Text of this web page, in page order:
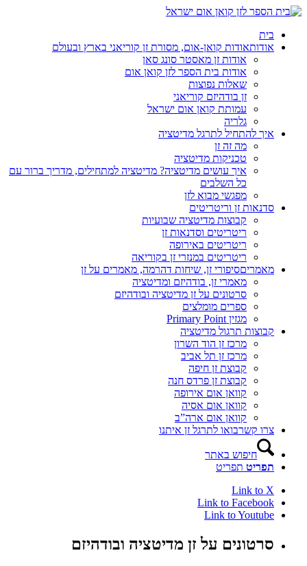
בית
אודותאודות קואן-אום, מסורת זן קוריאני בארץ ובעולם
אודות זן מאסטר סונג סאן
אודות בית הספר לזן קואן אום
שאלות נפוצות
זן בודהיזם קוריאני
עמותת קואן אום ישראל
גלריה
איך להתחיל לתרגל מדיטציה
מה זה זן
טכניקות מדיטציה
איך עושים מדיטציה? מדיטציה למתחילים, מדריך ברור עם
כל השלבים
מפגשי מבוא לזן
סדנאות זן וריטריטים
קבוצות מדיטציה שבועיות
ריטריטים וסדנאות זן
ריטריטים באירופה
ריטריטים במנזרי זן בקוריאה
מאמריםסיפורי זן, שיחות דהרמה, מאמרים על זן
מאמרי זן, בודהיזם ומדיטציה
סרטונים על זן מדיטציה ובודהיזם
ספרים מומלצים
מגזין Primary Point
קבוצות תרגול מדיטציה
מרכז זן הוד השרון
מרכז זן תל אביב
קבוצת זן חיפה
קבוצת זן פרדס חנה
קוואן אום אירופה
קוואן אום אסיה
קוואן אום ארה”ב
צרו קשרבואו לתרגל זן איתנו
חיפוש באתר
תפריט תפריט
Link to X
Link to Facebook
Link to Youtube
סרטונים על זן מדיטציה ובודהיזם